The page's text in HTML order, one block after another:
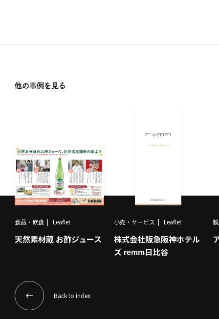
他の事例を見る
食品・飲食 Leaflet
天然素材蔵 お酢ジュース
小売・サービス Leaflet
株式会社阪急阪神ホテル
ズ remm日比谷
Back to index